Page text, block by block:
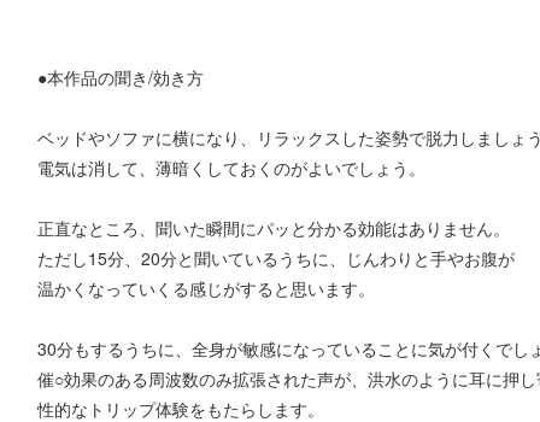
●本作品の聞き/効き方
ベッドやソファに横になり、リラックスした姿勢で脱力しましょ
電気は消して、薄暗くしておくのがよいでしょう。
正直なところ、聞いた瞬間にパッと分かる効能はありません。
ただし15分、20分と聞いているうちに、じんわりと手やお腹が
温かくなっていくる感じがすると思います。
30分もするうちに、全身が敏感になっていることに気が付くでし
催○効果のある周波数のみ拡張された声が、洪水のように耳に押
性的なトリップ体験をもたらします。